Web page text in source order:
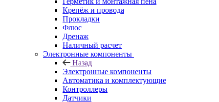
Крепёж и провода
Прокладки
Флюс
Дренаж
Наличный расчет
Электронные компоненты
Назад
Электронные компоненты
Автоматика и комплектующие
Контроллеры
Датчики